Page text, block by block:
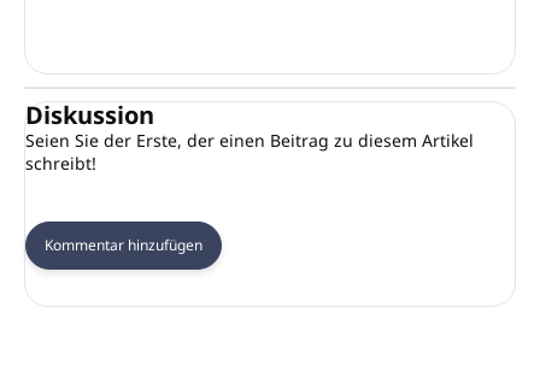
Diskussion
Seien Sie der Erste, der einen Beitrag zu diesem Artikel
schreibt!
Kommentar hinzufügen